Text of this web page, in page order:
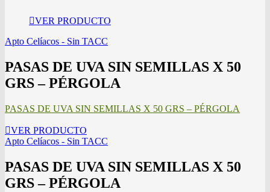
VER PRODUCTO
Apto Celíacos - Sin TACC
PASAS DE UVA SIN SEMILLAS X 50
GRS – PÉRGOLA
PASAS DE UVA SIN SEMILLAS X 50 GRS – PÉRGOLA
VER PRODUCTO
Apto Celíacos - Sin TACC
PASAS DE UVA SIN SEMILLAS X 50
GRS – PÉRGOLA